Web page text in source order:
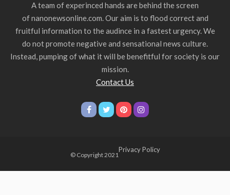
A team of experinced hands are behind the screen
of nanonewsonline.com. Our aim is to flood correct and
fruitful information to the audince in a fastest urgency. We
do not promote negative and sensational news culture.
Instead, pumping of what it will be benefitful for society is our
mission.
Contact Us
© Copyright 2021
Privacy Policy